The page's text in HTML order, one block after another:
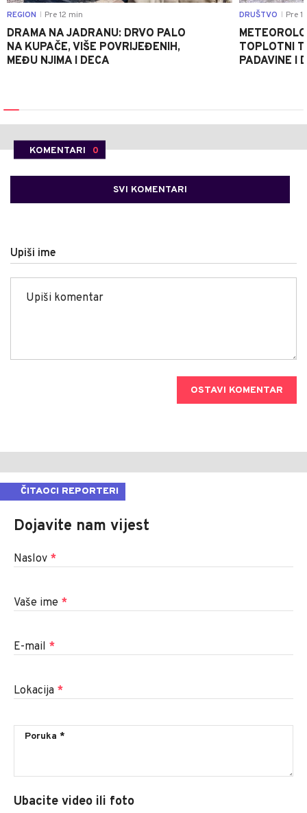
REGION Pre 12 min
DRAMA NA JADRANU: DRVO PALO
NA KUPAČE, VIŠE POVRIJEĐENIH,
MEĐU NJIMA I DECA
DRUŠTVO Pre
TOPLOTNI
PADAVINE I
KOMENTARI 0
SVI KOMENTARI
Upiši ime
OSTAVI KOMENTAR
ČITAOCI REPORTERI
Dojavite nam vijest
Naslov *
Vaše ime *
E-mail *
Lokacija *
Ubacite video ili foto